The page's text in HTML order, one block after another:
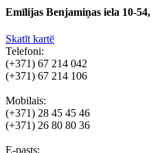
Emīlijas Benjamiņas iela 10-
Skatīt kartē
Telefoni:
(+371) 67 214 042
(+371) 67 214 106
Mobilais:
(+371) 28 45 45 46
(+371) 26 80 80 36
E-pasts: